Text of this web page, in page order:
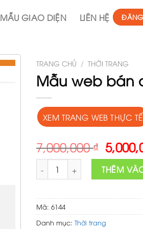
MẪU GIAO DIỆN LIÊN HỆ
TRANG CHỦ / THỜI TRANG
Mẫu web bán
XEM TRANG WEB THỰC TẾ
7,000,000₫
price
was:
Mẫu web bán đồng phục số
THÊM
Mã: 6144
Danh mục: Thời trang